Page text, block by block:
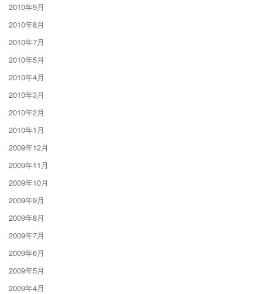
2010年9月
2010年8月
2010年7月
2010年5月
2010年4月
2010年3月
2010年2月
2010年1月
2009年12月
2009年11月
2009年10月
2009年9月
2009年8月
2009年7月
2009年6月
2009年5月
2009年4月